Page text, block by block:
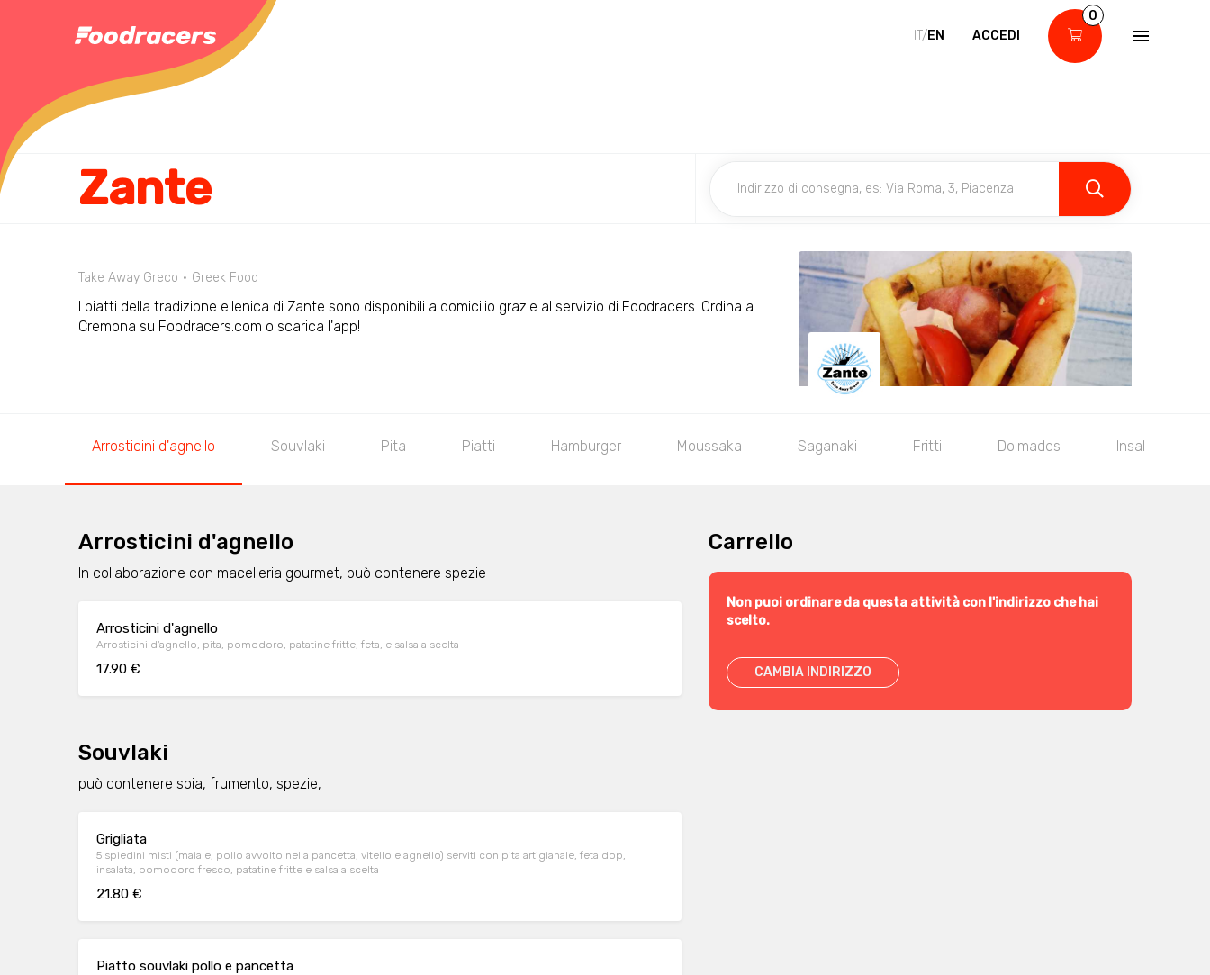
IT/EN ACCEDI
0
Zante
Take Away Greco Greek Food
I piatti della tradizione ellenica di Zante sono disponibili a domicilio grazie al servizio di Foodracers. Ordina a
Cremona su Foodracers.com o scarica l'app!
Arrosticini d'agnello Souvlaki Pita Piatti Hamburger Moussaka Saganaki Fritti Dolmades Insalata
Arrosticini d'agnello
In collaborazione con macelleria gourmet, può contenere spezie
Arrosticini d'agnello
Arrosticini d'agnello, pita, pomodoro, patatine fritte, feta, e salsa a scelta
17.90 €
Souvlaki
può contenere soia, frumento, spezie,
Grigliata
5 spiedini misti (maiale, pollo avvolto nella pancetta, vitello e agnello) serviti con pita artigianale, feta dop,
insalata, pomodoro fresco, patatine fritte e salsa a scelta
21.80 €
Piatto souvlaki pollo e pancetta
Carrello
Non puoi ordinare da questa attività con l'indirizzo che hai
scelto.
CAMBIA INDIRIZZO